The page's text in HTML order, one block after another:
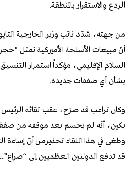
الردع والاستقرار بالمنطقة.
من جهته، شدّد نائب وزير الخارجية
أنّ مبيعات الأسلحة الأميركية تمثل “حجر
السلام الإقليمي، مؤكداً استمرار
بشأن أي صفقات جديدة.
وكان ترامب قد صرّح، عقب لقائه
بكين، أنّه لم يحسم بعد موقفه من
وطغى في هذا اللقاء تحذيرمن أنّ إساءة
قد تدفع الدولتين العظميَين إلى “صراع”..